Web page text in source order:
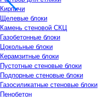
Кирпичи
Щелевые блоки
Камень стеновой СКЦ
Газобетонные блоки
Цокольные блоки
Керамзитные блоки
Пустотные стеновые блоки
Подпорные стеновые блоки
Газосиликатные стеновые блоки
Пенобетон